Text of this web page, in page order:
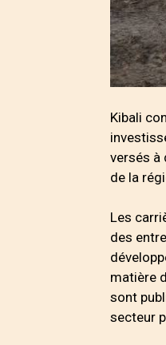
Kibali
versés à
de la
Les
des
matière
sont
secteur